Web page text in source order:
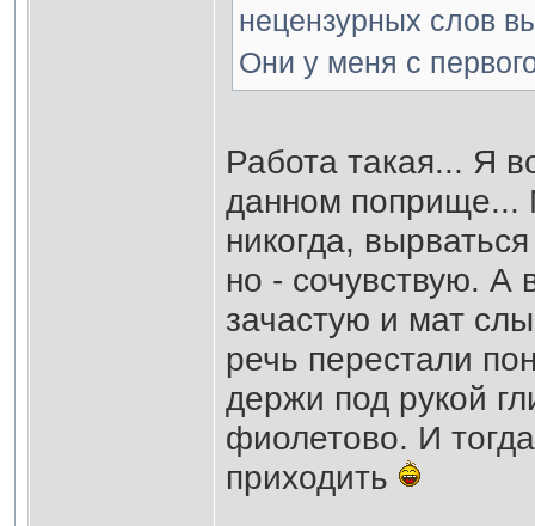
нецензурных слов
Они у меня с
Работа такая... Я
данном поприще...
никогда,
но - сочувствую. А
зачастую и мат
речь перестали
держи под рукой
фиолетово. И
приходить